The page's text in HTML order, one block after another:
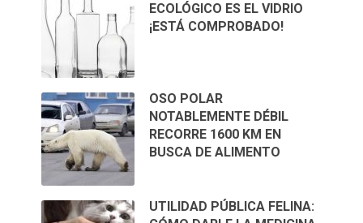
ECOLÓGICO ES EL VIDRIO
¡ESTÁ COMPROBADO!
OSO POLAR
NOTABLEMENTE DÉBIL
RECORRE 1600 KM EN
BUSCA DE ALIMENTO
UTILIDAD PÚBLICA FELINA: